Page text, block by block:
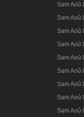
Sam Aoû
Sam Aoû
Sam Aoû
Sam Aoû
Sam Aoû
Sam Aoû
Sam Aoû
Sam Aoû
Sam Aoû